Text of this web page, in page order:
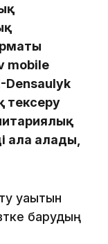
mobile
Densaulyk
тексеру
ала алады,
уақытын
барудың